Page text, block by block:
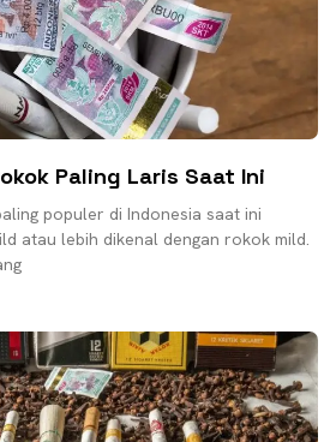
Paling Laris Saat Ini
populer di Indonesia saat ini
atau lebih dikenal dengan rokok mild.